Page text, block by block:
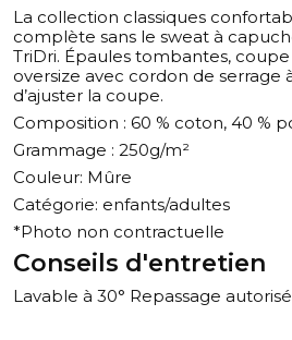
La collection classiques
complète sans le sweat à
TriDri. Épaules tombantes,
oversize avec cordon de
d’ajuster la coupe.
Composition : 60 % coton, 40 %
Grammage : 250g/m²
Couleur: Mûre
Catégorie: enfants/adultes
*Photo non contractuelle
Conseils d'entretien
Lavable à 30° Repassage autorisé